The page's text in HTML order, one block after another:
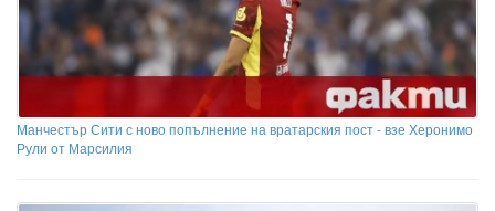
Манчестър Сити с ново попълнение на вратарския пост - взе Херонимо
Рули от Марсилия